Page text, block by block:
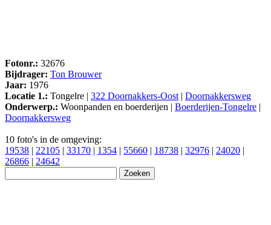
Fotonr.: 32676
Bijdrager: Ton Brouwer
Jaar: 1976
Locatie 1.: Tongelre | 322 Doornakkers-Oost | Doornakkersweg
Onderwerp.: Woonpanden en boerderijen | Boerderijen-Tongelre |
Doornakkersweg
10 foto's in de omgeving:
19538 | 22105 | 33170 | 1354 | 55660 | 18738 | 32976 | 24020 |
26866 | 24642